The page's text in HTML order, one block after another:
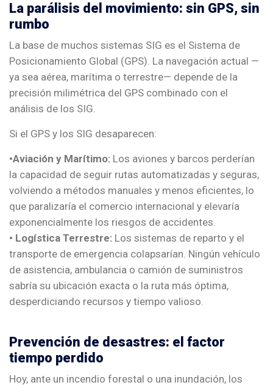
La parálisis del movimiento: sin GPS, sin
rumbo
La base de muchos sistemas SIG es el Sistema de
Posicionamiento Global (GPS). La navegación actual —
ya sea aérea, marítima o terrestre— depende de la
precisión milimétrica del GPS combinado con el
análisis de los SIG.
Si el GPS y los SIG desaparecen:
•Aviación y Marítimo: Los aviones y barcos perderían
la capacidad de seguir rutas automatizadas y seguras,
volviendo a métodos manuales y menos eficientes, lo
que paralizaría el comercio internacional y elevaría
exponencialmente los riesgos de accidentes.
• Logística Terrestre: Los sistemas de reparto y el
transporte de emergencia colapsarían. Ningún vehículo
de asistencia, ambulancia o camión de suministros
sabría su ubicación exacta o la ruta más óptima,
desperdiciando recursos y tiempo valioso.
Prevención de desastres: el factor
tiempo perdido
Hoy, ante un incendio forestal o una inundación, los